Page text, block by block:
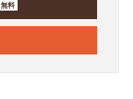
無料